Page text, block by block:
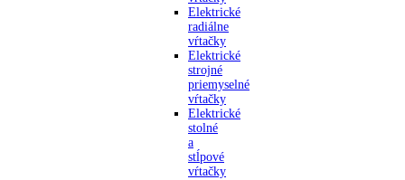
Elektrické
radiálne
vŕtačky
Elektrické
strojné
priemyselné
vŕtačky
Elektrické
stolné
a
stĺpové
vŕtačky